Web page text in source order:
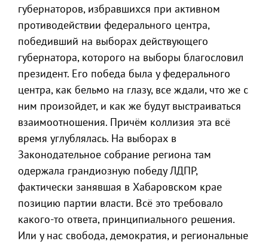
губернаторов, избравшихся при активном
противодействии федерального центра,
победивший на выборах действующего
губернатора, которого на выборы благословил
президент. Его победа была у федерального
центра, как бельмо на глазу, все ждали, что же с
ним произойдет, и как же будут выстраиваться
взаимоотношения. Причём коллизия эта всё
время углублялась. На выборах в
Законодательное собрание региона там
одержала грандиозную победу ЛДПР,
фактически занявшая в Хабаровском крае
позицию партии власти. Всё это требовало
какого-то ответа, принципиального решения.
Или у нас свобода, демократия, и региональные